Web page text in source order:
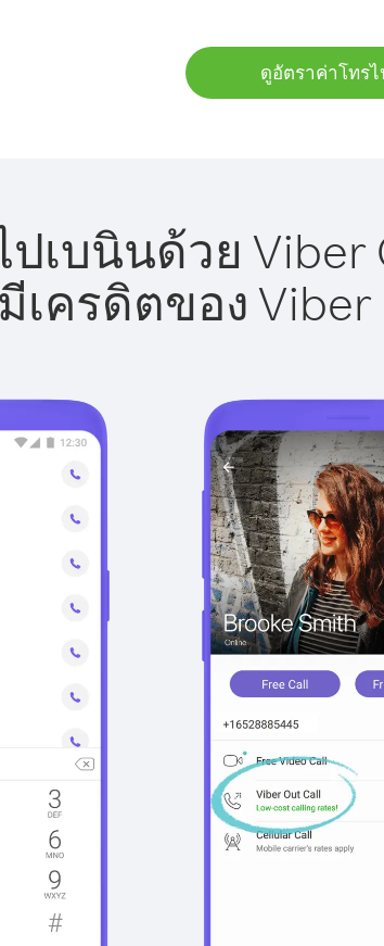
ดูอัตราค่าโทร
ปเบนินด้วย Viber
เครดิตของ